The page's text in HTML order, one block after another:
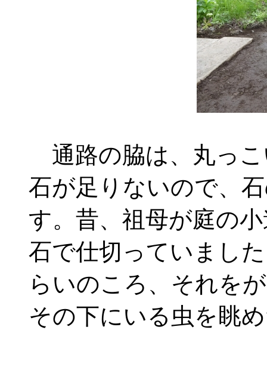
通路の脇は、丸っ
石が足りないので、
す。昔、祖母が庭の
石で仕切っていまし
らいのころ、それを
その下にいる虫を眺